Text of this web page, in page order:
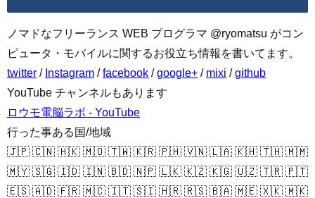
ノマドなフリーランス WEB プログラマ @ryomatsu がコン
ピュータ・モバイルに関するお役立ち情報を書いてます。
twitter / Instagram /facebook /google+ / mixi /github
YouTube チャンネルもあります
ロウモ電脳ラボ - YouTube
行った事ある国/地域
🇯🇵 🇨🇳 🇭🇰 🇲🇴 🇹🇼 🇰🇷 🇵🇭 🇻🇳 🇱🇦 🇰🇭 🇹🇭 🇲🇲
🇲🇾 🇸🇬 🇮🇩 🇮🇳 🇧🇩 🇳🇵 🇱🇰 🇰🇿 🇰🇬 🇺🇿 🇹🇷 🇵🇹
🇪🇸 🇦🇩 🇫🇷 🇲🇨 🇮🇹 🇸🇮 🇭🇷 🇷🇸 🇧🇦 🇲🇪 🇽🇰 🇲🇰